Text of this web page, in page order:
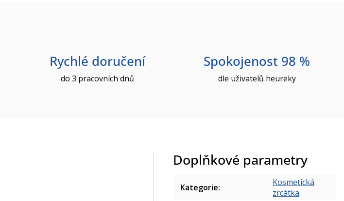
Rychlé doručení
do 3 pracovních dnů
Spokojenost 98 %
dle uživatelů heureky
Doplňkové parametry
Kategorie:
Kosmetická
zrcátka